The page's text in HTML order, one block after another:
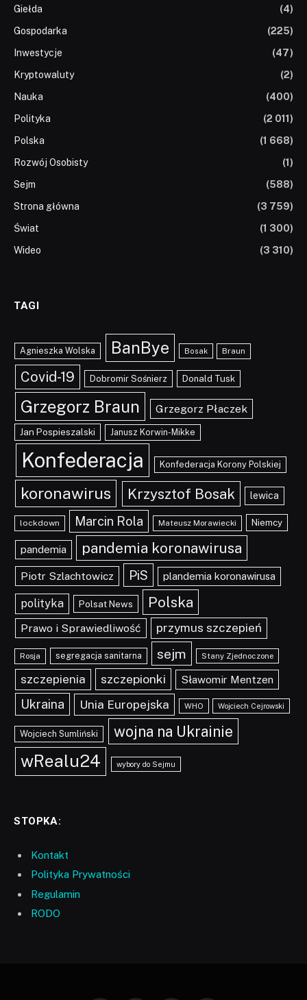
Giełda
(4)
Gospodarka
(225)
Inwestycje
(47)
Kryptowaluty
(2)
Nauka
(400)
Polityka
(2 011)
Polska
(1 668)
Rozwój Osobisty
(1)
Sejm
(588)
Strona główna
(3 759)
Świat
(1 300)
Wideo
(3 310)
TAGI
Agnieszka Wolska BanBye Bosak Braun
Covid-19 Dobromir Sośnierz Donald Tusk
Grzegorz Braun Grzegorz Płaczek
Jan Pospieszalski Janusz Korwin-Mikke
Konfederacja Konfederacja Korony Polskiej
koronawirus Krzysztof Bosak lewica
lockdown Marcin Rola Mateusz Morawiecki Niemcy
pandemia pandemia koronawirusa
Piotr Szlachtowicz PiS plandemia koronawirusa
polityka Polsat News Polska
Prawo i Sprawiedliwość przymus szczepień
Rosja segregacja sanitarna sejm Stany Zjednoczone
szczepienia szczepionki Sławomir Mentzen
Ukraina Unia Europejska WHO Wojciech Cejrowski
Wojciech Sumliński wojna na Ukrainie
wRealu24 wybory do Sejmu
STOPKA:
Kontakt
Polityka Prywatności
Regulamin
RODO